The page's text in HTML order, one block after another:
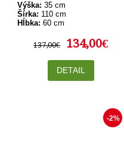
Výška: 35 cm
Šírka: 110 cm
Hĺbka: 60 cm
137,00€ 134,00€
DETAIL
-2%